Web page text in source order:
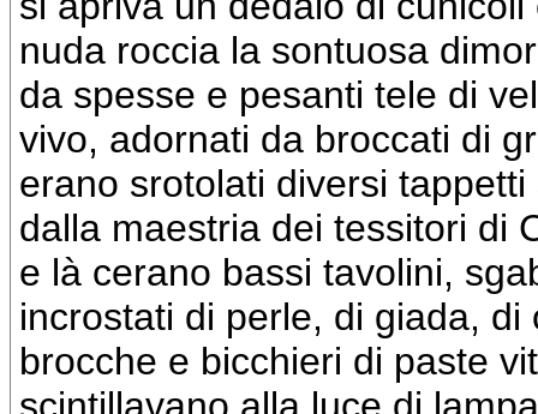
nuda roccia la sontuosa
da spesse e pesanti tele di
vivo, adornati da broccati di
erano srotolati diversi
dalla maestria dei tessitori di
e là cerano bassi tavolini,
incrostati di perle, di giada,
brocche e bicchieri di paste